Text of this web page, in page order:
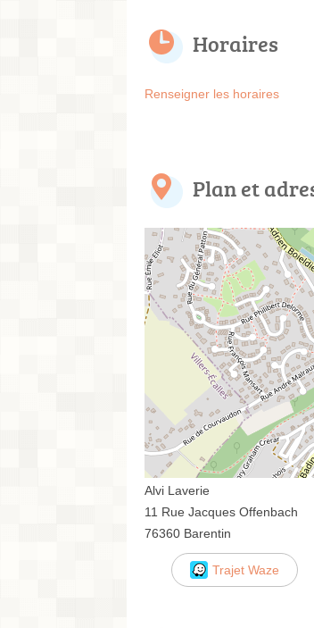
Horaires
Renseigner les horaires
Plan et
Alvi Laverie
11 Rue Jacques Offenbach
76360 Barentin
Trajet Waze